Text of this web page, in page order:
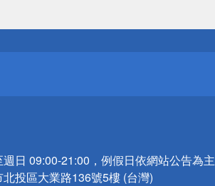
日 09:00-21:00，例假日依網站公告為主
北投區大業路136號5樓 (台灣)